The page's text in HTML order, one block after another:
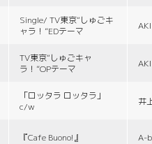
Single/ TV東京“しゅごキ
ャラ！”EDテーマ
TV東京“しゅごキャ
ラ！”OPテーマ
「ロッタラ ロッタラ」
c/w
井
『Cafe Buono!』 A-